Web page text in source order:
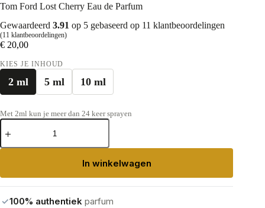
Tom Ford Lost Cherry Eau de Parfum
Gewaardeerd 3.91 op 5 gebaseerd op 11 klantbeoordelingen
(11 klantbeoordelingen)
€ 20,00
KIES JE INHOUD
2 ml 5 ml 10 ml
Met 2ml kun je meer dan 24 keer sprayen
Tom
Ford
Cherry
In winkelwagen
✓100% authentiek parfum